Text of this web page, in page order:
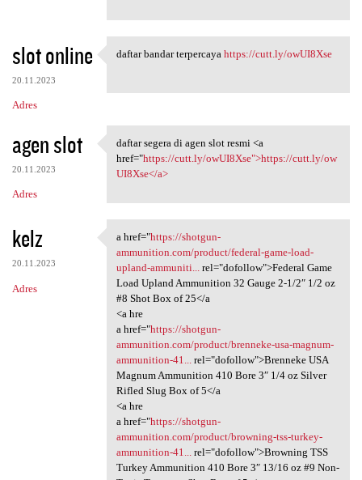
slot online
20.11.2023
Adres
daftar bandar terpercaya
daftar bandar terpercaya https://cutt.ly/owUI8Xse
agen slot
20.11.2023
Adres
daftar segera di agen slot
daftar segera di agen slot resmi <a
href="https://cutt.ly/owUI8Xse">https://cutt.ly/ow
UI8Xse</a>
kelz
20.11.2023
Adres
a href="https://shotgun
a href="https://shotgun-
ammunition.com/product/federal-game-load-
upland-ammuniti...rel="dofollow">Federal Game
Load Upland Ammunition 32 Gauge 2-1/2″ 1/2 oz
#8 Shot Box of 25</a
<a hre
a href="https://shotgun-
ammunition.com/product/brenneke-usa-magnum-
ammunition-41...rel="dofollow">Brenneke USA
Magnum Ammunition 410 Bore 3″ 1/4 oz Silver
Rifled Slug Box of 5</a
<a hre
a href="https://shotgun-
ammunition.com/product/browning-tss-turkey-
ammunition-41...rel="dofollow">Browning TSS
Turkey Ammunition 410 Bore 3″ 13/16 oz #9 Non-